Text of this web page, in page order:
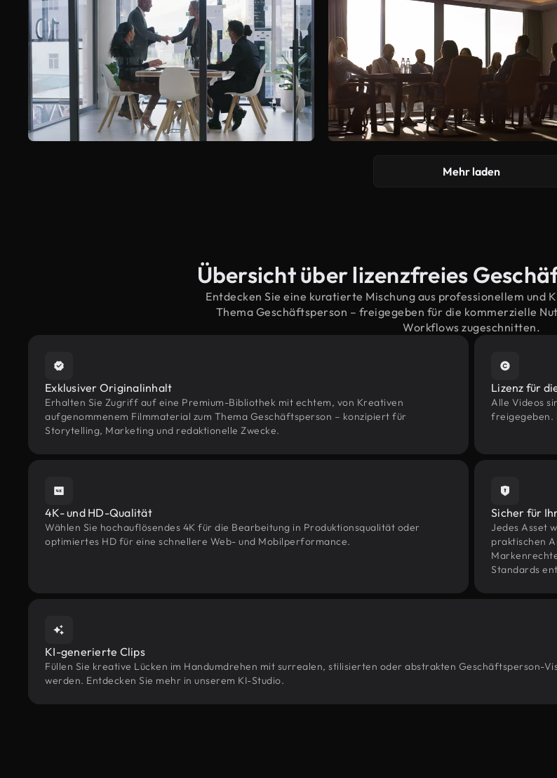
Mehr laden
Übersicht über lizenzfreies
Entdecken Sie eine kuratierte Mischung aus professionellem
Thema Geschäftsperson – freigegeben für die kommerzielle
Workflows zugeschnitten.
Exklusiver Originalinhalt
Erhalten Sie Zugriff auf eine Premium-Bibliothek mit echtem, von Kreativen
aufgenommenem Filmmaterial zum Thema Geschäftsperson – konzipiert für
Storytelling, Marketing und redaktionelle Zwecke.
Lizenz für
Alle Videos
freigegeben.
4K- und HD-Qualität
Wählen Sie hochauflösendes 4K für die Bearbeitung in Produktionsqualität oder
optimiertes HD für eine schnellere Web- und Mobilperformance.
Sicher für
Jedes Asset
praktischen
Standards
KI-generierte Clips
Füllen Sie kreative Lücken im Handumdrehen mit surrealen, stilisierten oder abstrakten Geschäftsperson-
werden. Entdecken Sie mehr in unserem KI-Studio.